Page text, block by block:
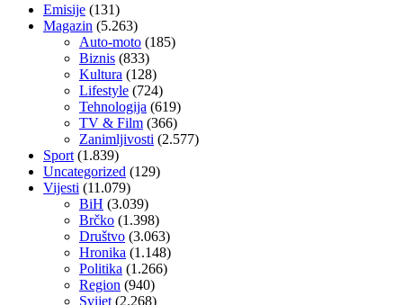
Emisije (131)
Magazin (5.263)
Auto-moto (185)
Biznis (833)
Kultura (128)
Lifestyle (724)
Tehnologija (619)
TV & Film (366)
Zanimljivosti (2.577)
Sport (1.839)
Uncategorized (129)
Vijesti (11.079)
BiH (3.039)
Brčko (1.398)
Društvo (3.063)
Hronika (1.148)
Politika (1.266)
Region (940)
Svijet (2.268)